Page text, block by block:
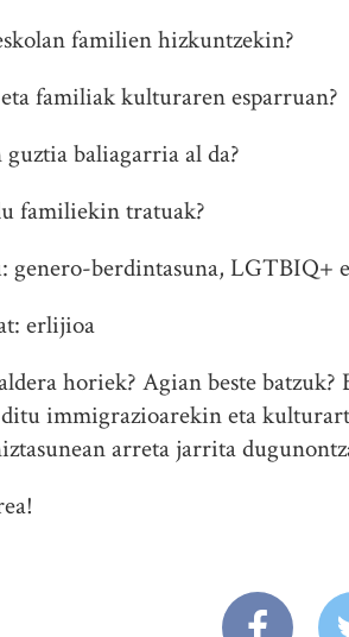
familien hizkuntzekin?
familiak kulturaren esparruan?
baliagarria al da?
familiekin tratuak?
genero-berdintasuna, LGTBIQ+
erlijioa
horiek? Agian beste batzuk?
immigrazioarekin eta
arreta jarrita